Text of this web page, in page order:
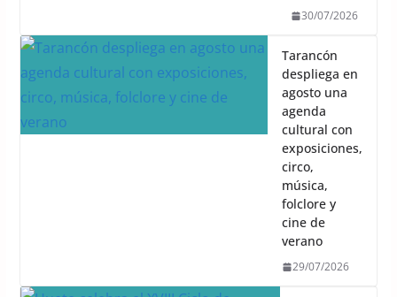
30/07/2026
Tarancón
despliega en
agosto una
agenda
cultural con
exposiciones,
circo,
música,
folclore y
cine de
verano
29/07/2026